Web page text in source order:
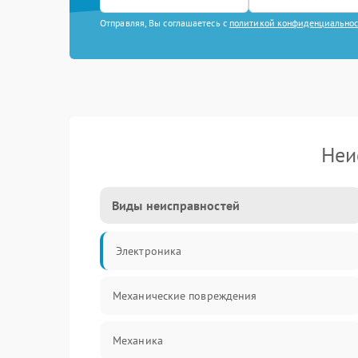
Отправляя, Вы соглашаетесь с политикой
Виды неисправностей
Электроника
Механические повреждения
Механика